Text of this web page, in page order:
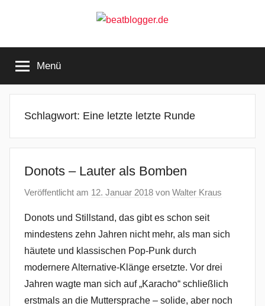
beatblogger.de
the
beat
goes
Menü
Schlagwort: Eine letzte letzte Runde
Donots – Lauter als Bomben
Veröffentlicht am 12. Januar 2018 von Walter Kraus
Donots und Stillstand, das gibt es schon seit
mindestens zehn Jahren nicht mehr, als man sich
häutete und klassischen Pop-Punk durch
modernere Alternative-Klänge ersetzte. Vor drei
Jahren wagte man sich auf „Karacho“ schließlich
erstmals an die Muttersprache – solide, aber noch